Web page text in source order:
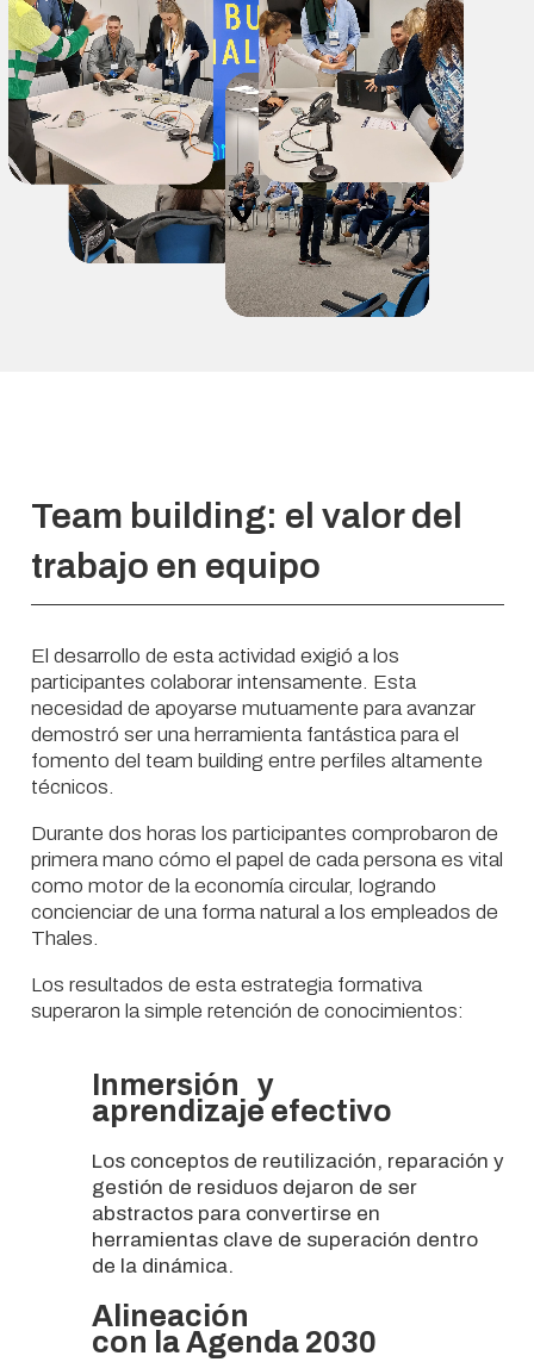
Team building: el valor del
trabajo en equipo
El desarrollo de esta actividad exigió a los
participantes colaborar intensamente. Esta
necesidad de apoyarse mutuamente para avanzar
demostró ser una herramienta fantástica para el
fomento del team building entre perfiles altamente
técnicos.
Durante dos horas los participantes comprobaron de
primera mano cómo el papel de cada persona es vital
como motor de la economía circular, logrando
concienciar de una forma natural a los empleados de
Thales.
Los resultados de esta estrategia formativa
superaron la simple retención de conocimientos:
Inmersión y
aprendizaje efectivo
Los conceptos de reutilización, reparación y
gestión de residuos dejaron de ser
abstractos para convertirse en
herramientas clave de superación dentro
de la dinámica.
Alineación
con la Agenda 2030